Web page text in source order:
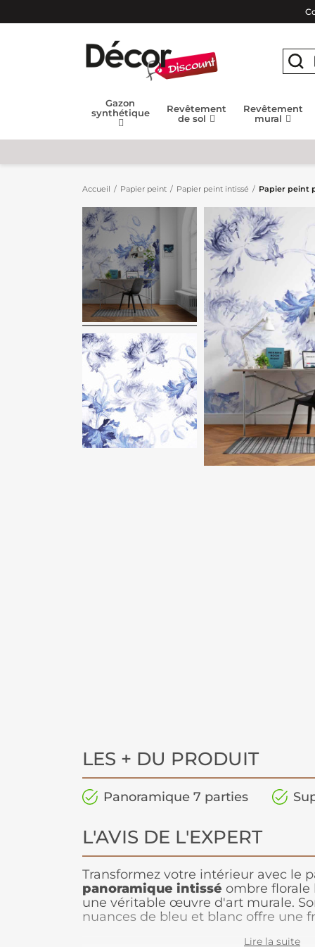
Gazon
synthétique
Revêtement
de sol
Revêtement
mural
Accueil Papier peint Papier peint intissé Papier peint
LES + DU PRODUIT
Panoramique 7 parties
L'AVIS DE L'EXPERT
Transformez votre intérieur avec le
panoramique intissé ombre florale
une véritable œuvre d'art murale.
nuances de bleu et blanc offre une
Lire la suite